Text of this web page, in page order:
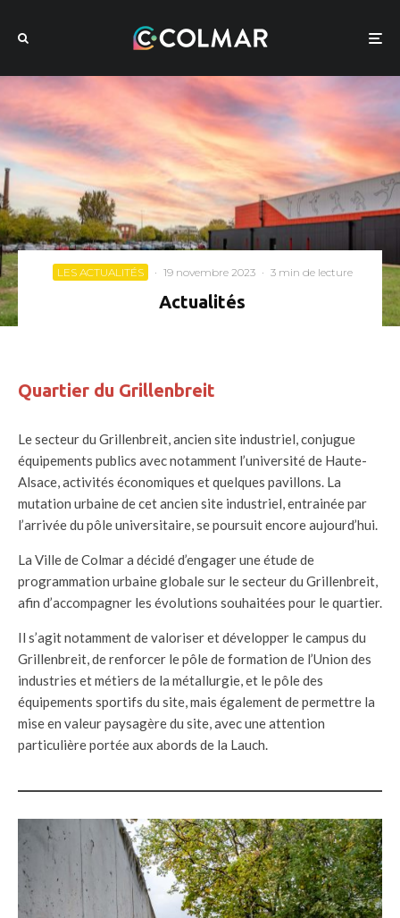
LES ACTUALITÉS · 19 novembre 2023 · 3 min de lecture
Actualités
Quartier du Grillenbreit
Le secteur du Grillenbreit, ancien site industriel, conjugue
équipements publics avec notamment l’université de Haute-
Alsace, activités économiques et quelques pavillons. La
mutation urbaine de cet ancien site industriel, entrainée par
l’arrivée du pôle universitaire, se poursuit encore aujourd’hui.
La Ville de Colmar a décidé d’engager une étude de
programmation urbaine globale sur le secteur du Grillenbreit,
afin d’accompagner les évolutions souhaitées pour le quartier.
Il s’agit notamment de valoriser et développer le campus du
Grillenbreit, de renforcer le pôle de formation de l’Union des
industries et métiers de la métallurgie, et le pôle des
équipements sportifs du site, mais également de permettre la
mise en valeur paysagère du site, avec une attention
particulière portée aux abords de la Lauch.